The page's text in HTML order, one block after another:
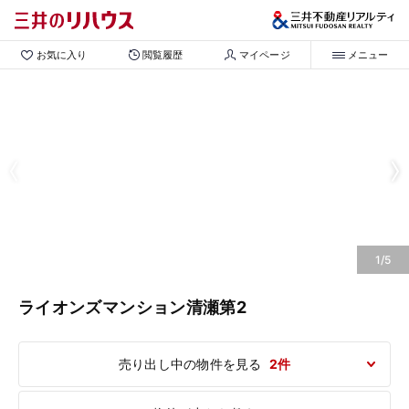
お気に入り 閲覧履歴 マイページ メニュー
1/5
ライオンズマンション清瀬第2
売り出し中の物件を見る 2件